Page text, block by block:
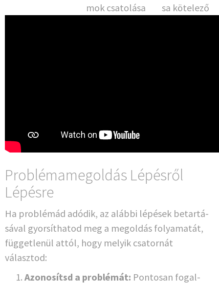
mok csatolása sa kötelező
Problémamegoldás Lépésről
Lépésre
Ha pro­b­lé­mád adó­dik, az aláb­bi lépé­sek betar­tá­
sá­val gyor­sít­ha­tod meg a megol­dás foly­ama­tát,
füg­get­le­nül attól, hogy melyik csa­tornát
választod:
Azo­no­sítsd a pro­b­lé­mát: Pon­to­san fogal­